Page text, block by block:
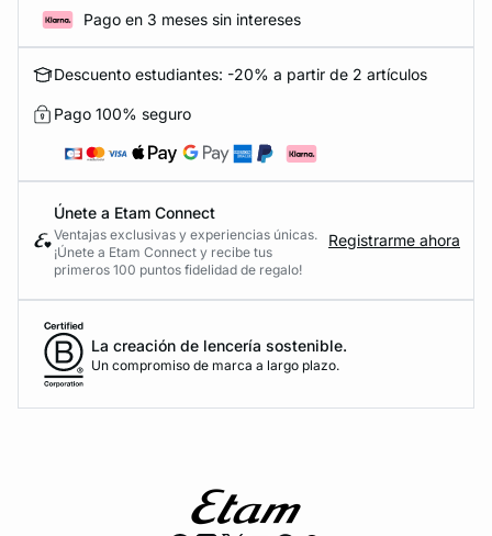
Pago en 3 meses sin intereses
Descuento estudiantes: -20% a partir de 2 artículos
Pago 100% seguro
Únete a Etam Connect
Ventajas exclusivas y experiencias únicas.
¡Únete a Etam Connect y recibe tus
primeros 100 puntos fidelidad de regalo!
Registrarme ahora
La creación de lencería sostenible.
Un compromiso de marca a largo plazo.